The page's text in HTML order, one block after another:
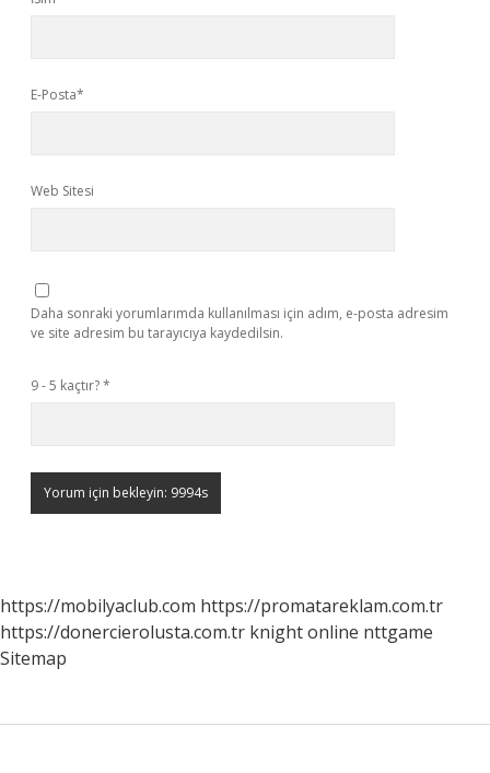
E-Posta*
Web Sitesi
Daha sonraki yorumlarımda kullanılması için adım, e-posta adresim
ve site adresim bu tarayıcıya kaydedilsin.
9 - 5 kaçtır?*
https://mobilyaclub.com https://promatareklam.com.tr
https://donercierolusta.com.tr knight online nttgame
Sitemap